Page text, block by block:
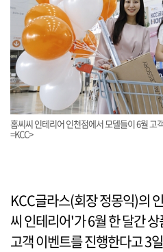
홈씨씨 인테리어 인천점에서 모델들이 6월 고
=KCC>
KCC글라스(회장 정몽익)의
씨 인테리어'가 6월 한 달간
고객 이벤트를 진행한다고 3